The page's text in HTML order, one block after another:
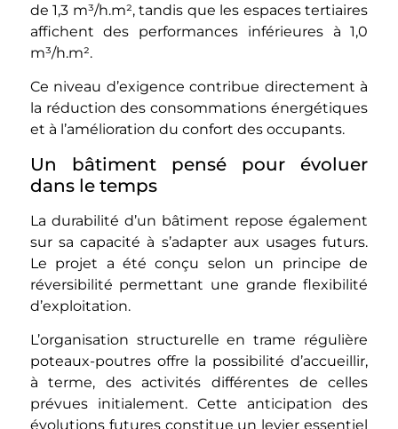
de 1,3 m³/h.m², tandis que les espaces tertiaires
affichent des performances inférieures à 1,0
m³/h.m².
Ce niveau d’exigence contribue directement à
la réduction des consommations énergétiques
et à l’amélioration du confort des occupants.
Un bâtiment pensé pour évoluer
dans le temps
La durabilité d’un bâtiment repose également
sur sa capacité à s’adapter aux usages futurs.
Le projet a été conçu selon un principe de
réversibilité permettant une grande flexibilité
d’exploitation.
L’organisation structurelle en trame régulière
poteaux-poutres offre la possibilité d’accueillir,
à terme, des activités différentes de celles
prévues initialement. Cette anticipation des
évolutions futures constitue un levier essentiel